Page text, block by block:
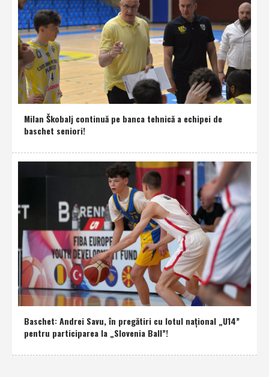
Milan Škobalj continuă pe banca tehnică a echipei de
baschet seniori!
Baschet: Andrei Savu, în pregătiri cu lotul naţional „U14”
pentru participarea la „Slovenia Ball”!